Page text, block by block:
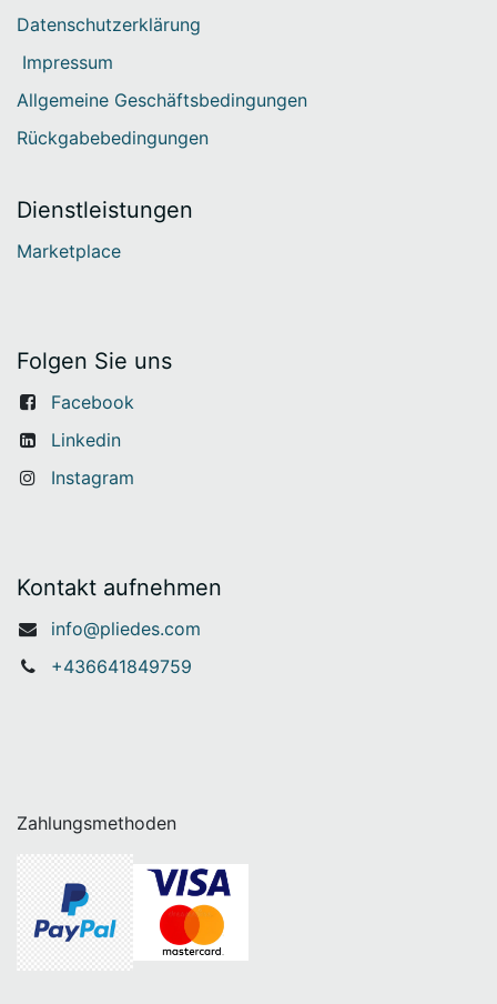
Datenschutzerklärung
Impressum
Allgemeine Geschäftsbedingungen
Rückgabebedingungen
Dienstleistungen
Marketplace
Folgen Sie uns
Facebook
Linkedin
Instagram
Kontakt aufnehmen
info@pliedes.com
+436641849759
Zahlungsmethoden